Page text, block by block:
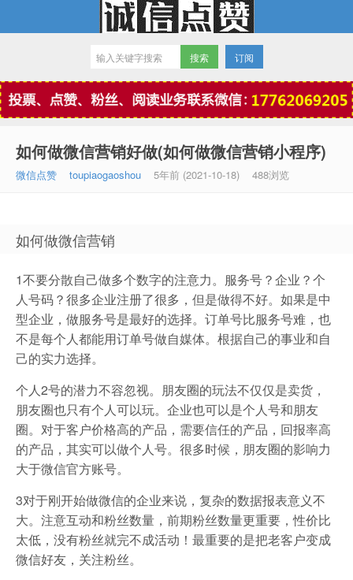
微信点赞
订阅
如何做微信营销好做(如何做微信营销小程序)
微信点赞 toupiaogaoshou 5年前 (2021-10-18) 488浏览
如何做微信营销
1不要分散自己做多个数字的注意力。服务号？企业？个
人号码？很多企业注册了很多，但是做得不好。如果是中
型企业，做服务号是最好的选择。订单号比服务号难，也
不是每个人都能用订单号做自媒体。根据自己的事业和自
己的实力选择。
个人2号的潜力不容忽视。朋友圈的玩法不仅仅是卖货，
朋友圈也只有个人可以玩。企业也可以是个人号和朋友
圈。对于客户价格高的产品，需要信任的产品，回报率高
的产品，其实可以做个人号。很多时候，朋友圈的影响力
大于微信官方账号。
3对于刚开始做微信的企业来说，复杂的数据报表意义不
大。注意互动和粉丝数量，前期粉丝数量更重要，性价比
太低，没有粉丝就完不成活动！最重要的是把老客户变成
微信好友，关注粉丝。